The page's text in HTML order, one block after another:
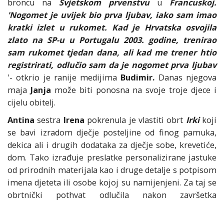
broncu na Svjetskom prvenstvu u Francuskoj.
'Nogomet je uvijek bio prva ljubav, iako sam imao
kratki izlet u rukomet. Kad je Hrvatska osvojila
zlato na SP-u u Portugalu 2003. godine, trenirao
sam rukomet tjedan dana, ali kad me trener htio
registrirati, odlučio sam da je nogomet prva ljubav
'- otkrio je ranije medijima Budimir. Danas njegova
maja Janja može biti ponosna na svoje troje djece i
cijelu obitelj.
Antinasestra Irena pokrenula je vlastiti obrt Irkikoji
se bavi izradom dječje posteljine od finog pamuka,
dekica ali i drugih dodataka za dječje sobe, krevetiće,
dom. Tako izrađuje preslatke personalizirane jastuke
od prirodnih materijala kao i druge detalje s potpisom
imena djeteta ili osobe kojoj su namijenjeni. Za taj se
obrtnički pothvat odlučila nakon završetka